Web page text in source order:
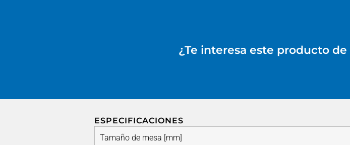
¿Te interesa este producto de
ESPECIFICACIONES
Tamaño de mesa [mm]